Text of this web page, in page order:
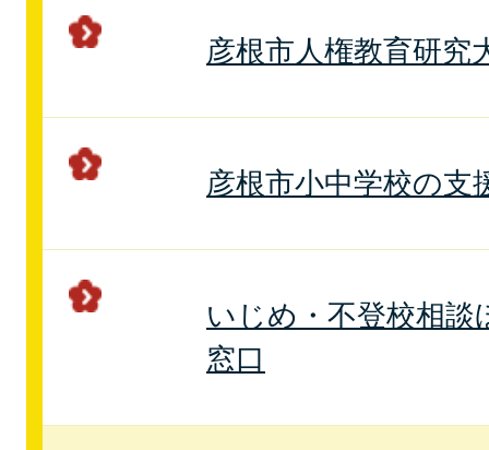
彦根市人権教育研究
彦根市小中学校の支
いじめ・不登校相
窓口